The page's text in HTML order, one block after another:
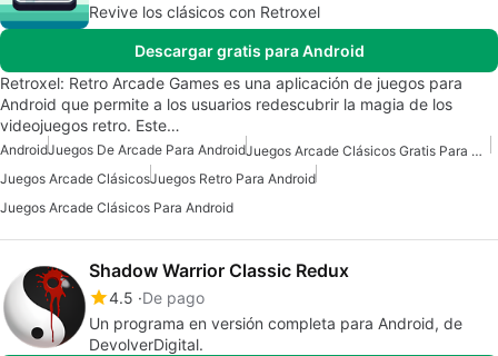
Revive los clásicos con Retroxel
Descargar gratis para Android
Retroxel: Retro Arcade Games es una aplicación de juegos para
Android que permite a los usuarios redescubrir la magia de los
videojuegos retro. Este…
AndroidJuegos De Arcade Para Android
Juegos Arcade Clásicos Gratis Para Android
Juegos Arcade ClásicosJuegos Retro Para Android
Juegos Arcade Clásicos Para Android
Shadow Warrior Classic Redux
4.5 De pago
Un programa en versión completa para Android, de
DevolverDigital.